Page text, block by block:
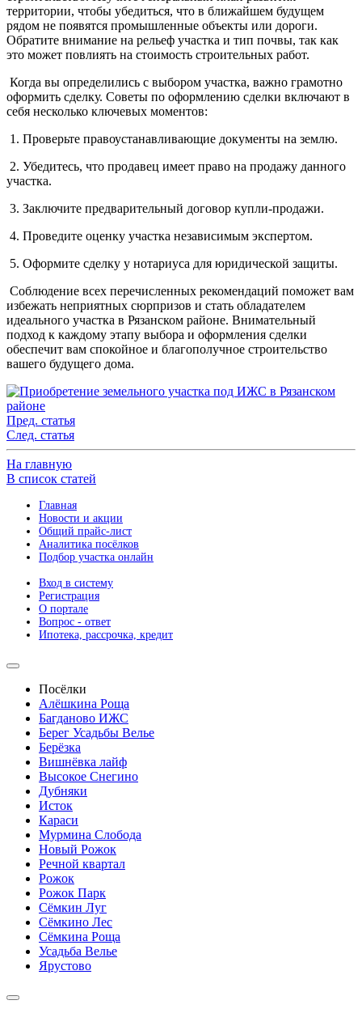
территории, чтобы убедиться, что в ближайшем будущем
рядом не появятся промышленные объекты или дороги.
Обратите внимание на рельеф участка и тип почвы, так как
это может повлиять на стоимость строительных работ.
Когда вы определились с выбором участка, важно грамотно
оформить сделку. Советы по оформлению сделки включают в
себя несколько ключевых моментов:
1. Проверьте правоустанавливающие документы на землю.
2. Убедитесь, что продавец имеет право на продажу данного
участка.
3. Заключите предварительный договор купли-продажи.
4. Проведите оценку участка независимым экспертом.
5. Оформите сделку у нотариуса для юридической защиты.
Соблюдение всех перечисленных рекомендаций поможет вам
избежать неприятных сюрпризов и стать обладателем
идеального участка в Рязанском районе. Внимательный
подход к каждому этапу выбора и оформления сделки
обеспечит вам спокойное и благополучное строительство
вашего будущего дома.
Пред. статья
След. статья
На главную
В список статей
Главная
Новости и акции
Общий прайс-лист
Аналитика посёлков
Подбор участка онлайн
Вход в систему
Регистрация
О портале
Вопрос - ответ
Ипотека, рассрочка, кредит
Посёлки
Алёшкина Роща
Багданово ИЖС
Берег Усадьбы Велье
Берёзка
Вишнёвка лайф
Высокое Снегино
Дубняки
Исток
Караси
Мурмина Слобода
Новый Рожок
Речной квартал
Рожок
Рожок Парк
Сёмкин Луг
Сёмкино Лес
Сёмкина Роща
Усадьба Велье
Ярустово